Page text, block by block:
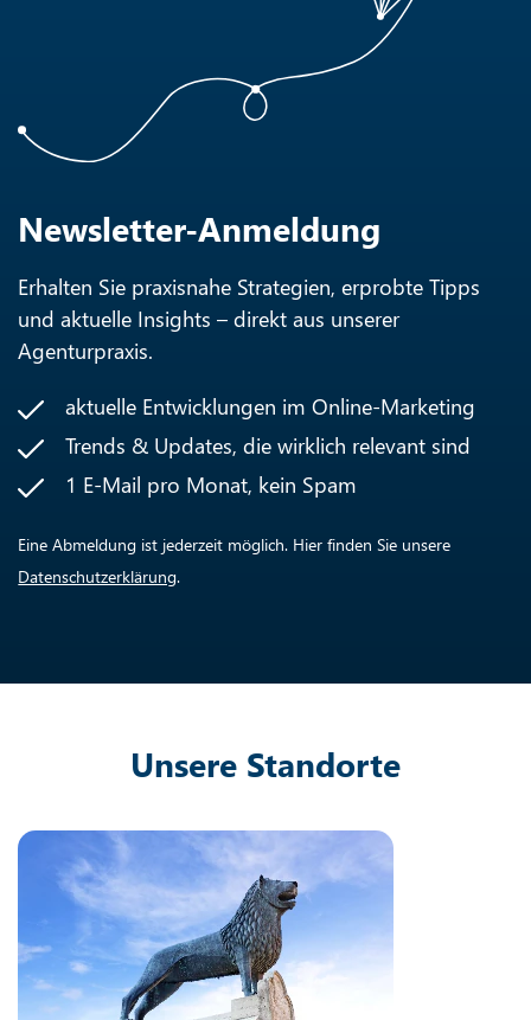
Newsletter-Anmeldung
Erhalten Sie praxisnahe Strategien, erprobte Tipps
und aktuelle Insights – direkt aus unserer
Agenturpraxis.
aktuelle Entwicklungen im Online-Marketing
Trends & Updates, die wirklich relevant sind
1 E-Mail pro Monat, kein Spam
Eine Abmeldung ist jederzeit möglich. Hier finden Sie unsere
Datenschutzerklärung.
Unsere Standorte